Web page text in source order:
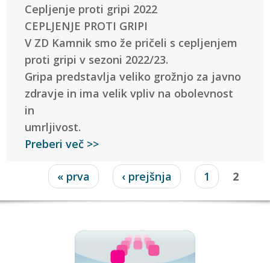
Cepljenje proti gripi 2022
CEPLJENJE PROTI GRIPI
V ZD Kamnik smo že pričeli s cepljenjem
proti gripi v sezoni 2022/23.
Gripa predstavlja veliko grožnjo za javno
zdravje in ima velik vpliv na obolevnost
in
umrljivost.
Preberi več >>
Strani « prva ‹ prejšnja 1 2